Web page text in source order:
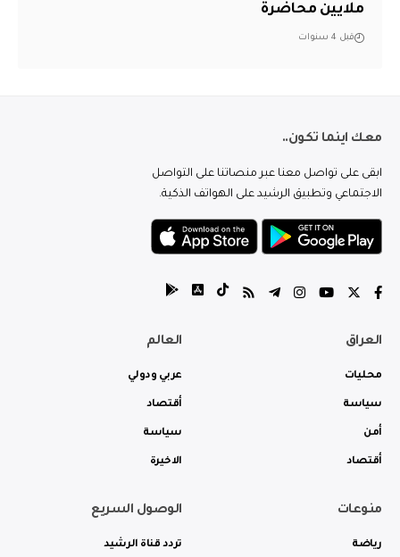
ملايين محاضرة
قبل 4 سنوات
معك اينما تكون..
ابقى على تواصل معنا عبر منصاتنا على التواصل
الاجتماعي وتطبيق الرشيد على الهواتف الذكية.
العراق
محليات
سياسة
أمن
أقتصاد
العالم
عربي ودولي
أقتصاد
سياسة
الاخيرة
منوعات
رياضة
الوصول السريع
تردد قناة الرشيد